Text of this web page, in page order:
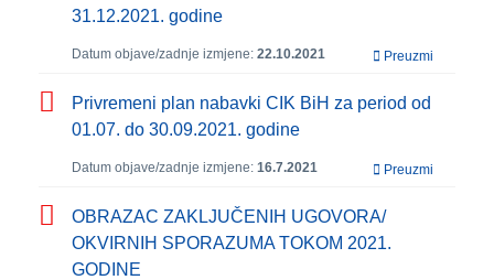
31.12.2021. godine
Datum objave/zadnje izmjene: 22.10.2021 Preuzmi
Privremeni plan nabavki CIK BiH za period od
01.07. do 30.09.2021. godine
Datum objave/zadnje izmjene: 16.7.2021 Preuzmi
OBRAZAC ZAKLJUČENIH UGOVORA/
OKVIRNIH SPORAZUMA TOKOM 2021.
GODINE